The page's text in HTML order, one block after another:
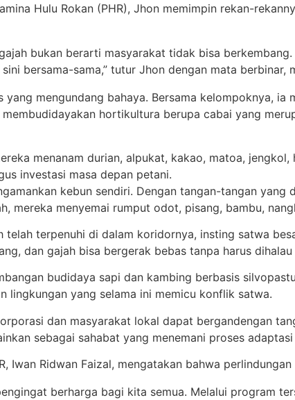
Hulu Rokan (PHR), Jhon memimpin rekan-
bukan berarti masyarakat tidak bisa
bersama-sama,” tutur Jhon dengan mata berbinar,
mengundang bahaya. Bersama kelompoknya,
hortikultura berupa cabai yang
menanam durian, alpukat, kakao, matoa,
investasi masa depan petani.
kebun sendiri. Dengan tangan-tangan
mereka menyemai rumput odot, pisang, bambu,
terpenuhi di dalam koridornya, insting satwa
dan gajah bisa bergerak bebas tanpa harus
budidaya sapi dan kambing berbasis
lingkungan yang selama ini memicu konflik satwa.
dan masyarakat lokal dapat bergandengan
sebagai sahabat yang menemani proses
Iwan Ridwan Faizal, mengatakan bahwa
berharga bagi kita semua. Melalui program